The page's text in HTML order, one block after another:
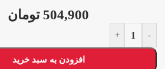
504,900 تومان
-
+
افزودن به سبد خرید